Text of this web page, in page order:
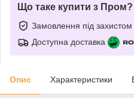
Що таке купити з Пром?
Замовлення під захистом
Доступна доставка
Опис Характеристики